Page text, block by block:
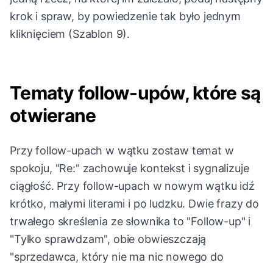
krok i spraw, by powiedzenie tak było jednym
kliknięciem (Szablon 9).
Tematy follow-upów, które są
otwierane
Przy follow-upach w wątku zostaw temat w
spokoju, "Re:" zachowuje kontekst i sygnalizuje
ciągłość. Przy follow-upach w nowym wątku idź
krótko, małymi literami i po ludzku. Dwie frazy do
trwałego skreślenia ze słownika to "Follow-up" i
"Tylko sprawdzam", obie obwieszczają
"sprzedawca, który nie ma nic nowego do